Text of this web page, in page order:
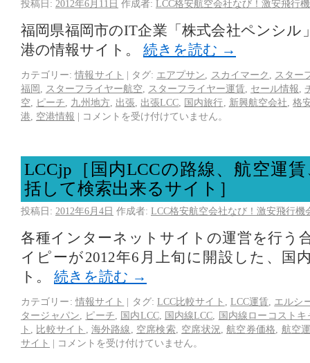
投稿日: 2012年6月11日 作成者: LCC格安航空会社なび！激安飛行
福岡県福岡市のIT企業「株式会社ペンシル
港の情報サイト。 続きを読む →
カテゴリー: 情報サイト | タグ: エアプサン スカイマーク
スター
福岡
スターフライヤー航空 スターフライヤー運賃 セール情報
空
ピーチ 九州地方, 出張, 出張LCC 国内旅行 新興航空会社 ,格
港
空港情報 | コメントを受け付けていません。
LCCjp［国内LCCの路線、航空運
括して検索出来るサイト］
投稿日: 2012年6月4日 作成者: LCC格安航空会社なび！激安飛行機
各種インターネットサイトの運営を行う
イピーが2012年6月上旬に開設した、国
ト。 続きを読む →
カテゴリー: 情報サイト | タグ: LCC比較サイト LCC運賃
エルシ
タージャパン
ピーチ 国内LCC, 国内線LCC
国内線ローコストキ
ト
比較サイト 海外路線 空席検索 空席状況 ,航空券価格
航空
サイト | コメントを受け付けていません。